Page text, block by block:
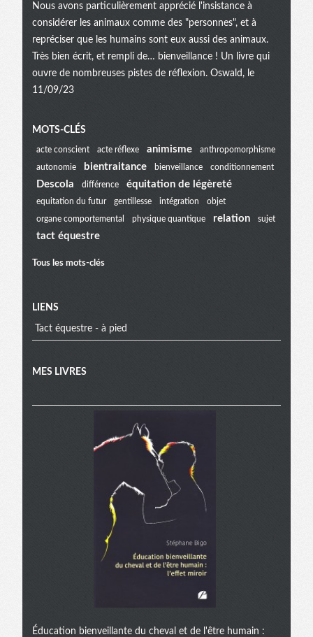
Nous avons particulièrement apprécié l'insistance à
considérer les animaux comme des "personnes", et à
repréciser que les humains sont eux aussi des animaux.
Très bien écrit, et rempli de… bienveillance ! Un livre qui
ouvre de nombreuses pistes de réflexion. Oswald, le
11/09/23
Menu
extra
MOTS-CLÉS
acte conscient acte réflexe animisme anthropomorphisme
autonomie bientraitance bienveillance conditionnement
Descola différence équitation de légèreté
equitation du futur gentillesse intégration objet
organe comportemental physique quantique relation sujet
tact équestre
Tous les mots-clés
LIENS
Tact équestre - à pied
MES LIVRES
Éducation bienveillante du cheval et de l'être humain :